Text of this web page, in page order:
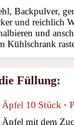
Backpulver,
und reichlich
und
Kühlschrank
Füllung:
Äpfel 10 Stück •
Äpfel mit dem